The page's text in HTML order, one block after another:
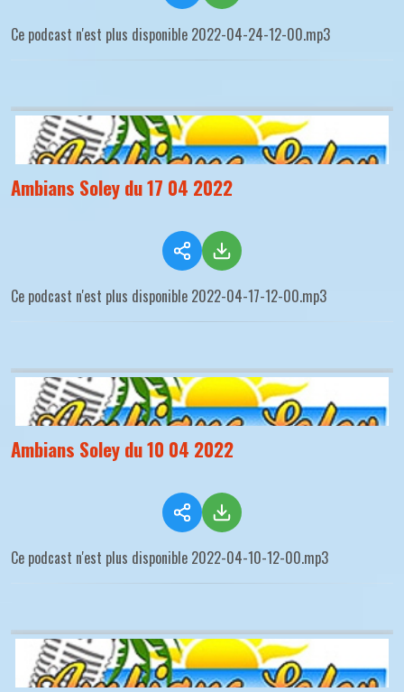
Ce podcast n'est plus disponible 2022-04-24-12-00.mp3
Ambians Soley du 17 04 2022
Ce podcast n'est plus disponible 2022-04-17-12-00.mp3
Ambians Soley du 10 04 2022
Ce podcast n'est plus disponible 2022-04-10-12-00.mp3